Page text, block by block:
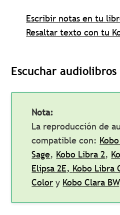
Escribir notas en tu
Resaltar texto con tu
Escuchar audiolibros
Nota:
La reproducción de
compatible con:
Sage, Kobo Libra 2,
Elipsa 2E, Kobo Libra
Color y Kobo Clara BW